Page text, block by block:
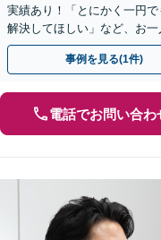
実績あり！「とにかく一円
解決してほしい」など、お
指します【WEB面談可】
事例を見る(1件)
電話でお問い合わ